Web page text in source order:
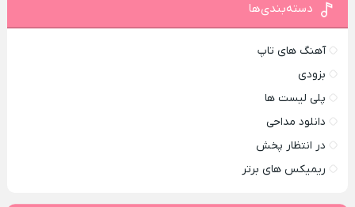
دسته‌بندی‌ها
آهنگ های تاپ
بزودی
پلی لیست ها
دانلود مداحی
در انتظار پخش
ریمیکس های برتر